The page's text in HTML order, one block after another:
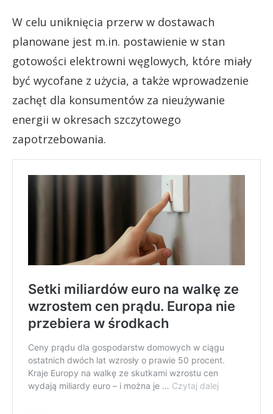
W celu uniknięcia przerw w dostawach
planowane jest m.in. postawienie w stan
gotowości elektrowni węglowych, które miały
być wycofane z użycia, a także wprowadzenie
zachęt dla konsumentów za nieużywanie
energii w okresach szczytowego
zapotrzebowania.